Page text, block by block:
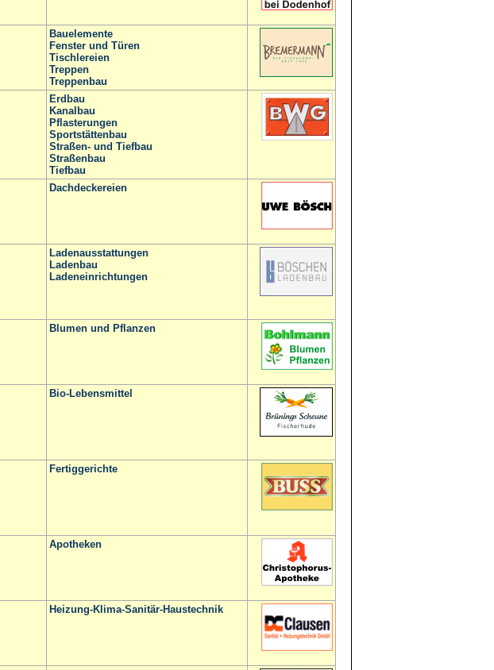
Bauelemente
Fenster und Türen
Tischlereien
Treppen
Treppenbau
Erdbau
Kanalbau
Pflasterungen
Sportstättenbau
Straßen- und Tiefbau
Straßenbau
Tiefbau
Dachdeckereien
Ladenausstattungen
Ladenbau
Ladeneinrichtungen
Blumen und Pflanzen
Bio-Lebensmittel
Fertiggerichte
Apotheken
Heizung-Klima-Sanitär-Haustechnik